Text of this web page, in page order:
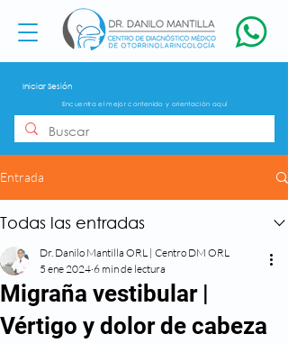
Iniciar Sesión
Encuentra el mejor contenido y orientación aquí
Entrada
Todas las entradas
Migraña vestibular |
Vértigo y dolor de cabeza
Dr. Danilo Mantilla ORL | Centro DM ORL
5 ene 2024 6 min de lectura